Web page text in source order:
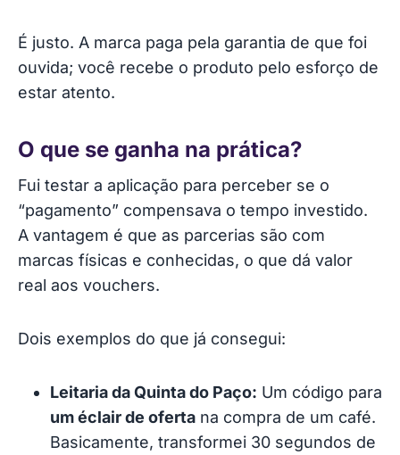
É justo. A marca paga pela garantia de que foi
ouvida; você recebe o produto pelo esforço de
estar atento.
O que se ganha na prática?
Fui testar a aplicação para perceber se o
“pagamento” compensava o tempo investido.
A vantagem é que as parcerias são com
marcas físicas e conhecidas, o que dá valor
real aos vouchers.
Dois exemplos do que já consegui:
Leitaria da Quinta do Paço: Um código para
um éclair de oferta na compra de um café.
Basicamente, transformei 30 segundos de